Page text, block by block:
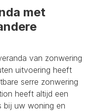
met
van zonwering
uitvoering heeft
serre zonwering
heeft altijd een
bij uw woning en